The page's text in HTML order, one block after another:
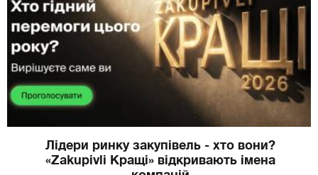
Лідери ринку закупівель - хто вони?
«Zakupivli Кращі» відкривають імена